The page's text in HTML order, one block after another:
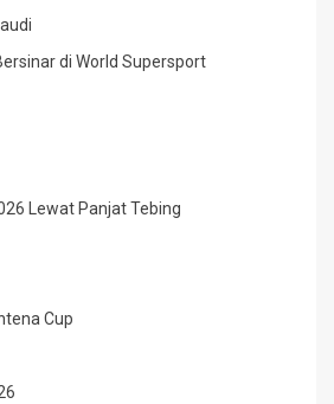
di World Supersport
Lewat Panjat Tebing
Cup